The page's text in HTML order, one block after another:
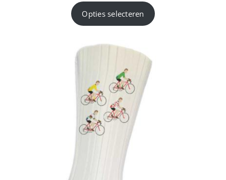
Opties selecteren